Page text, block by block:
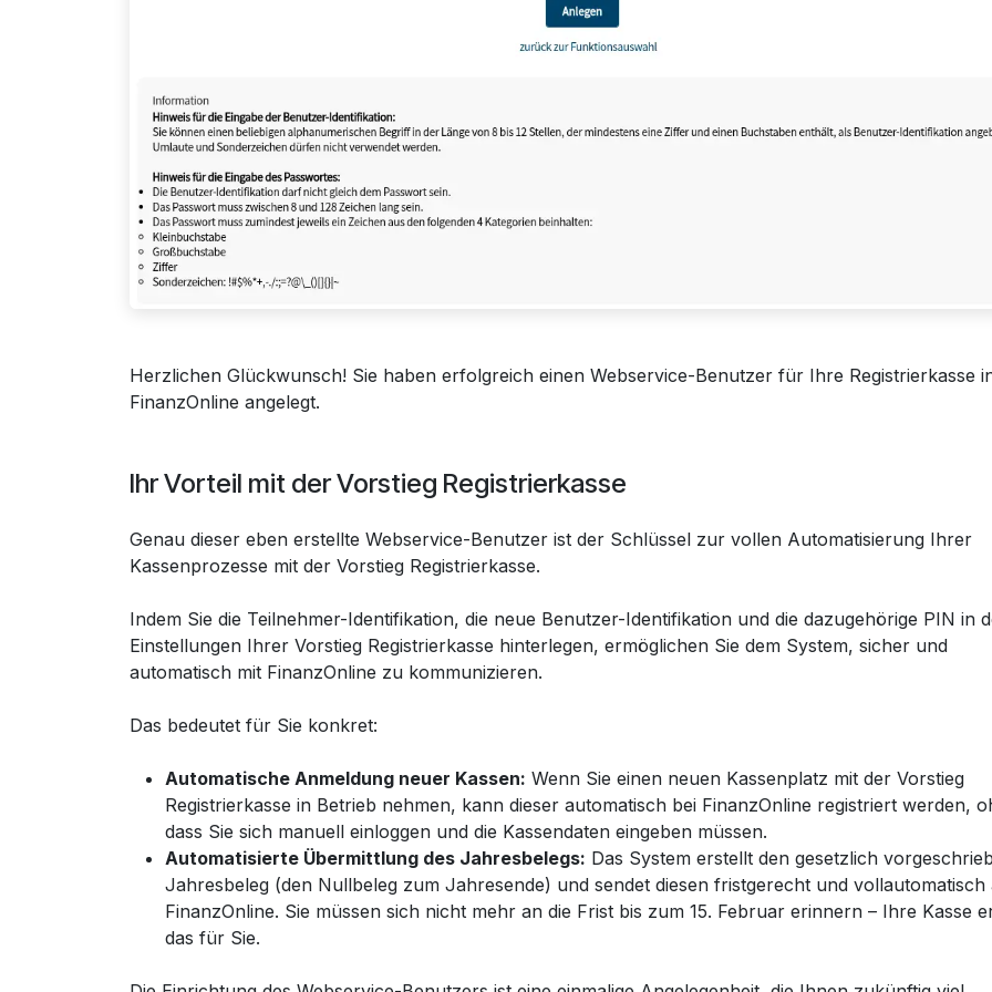
Herzlichen Glückwunsch! Sie haben erfolgreich einen Webservice-Benutzer für Ihre Registrierkasse
FinanzOnline angelegt.
Ihr Vorteil mit der Vorstieg Registrierkasse
Genau dieser eben erstellte Webservice-Benutzer ist der Schlüssel zur vollen Automatisierung Ihrer
Kassenprozesse mit der Vorstieg Registrierkasse.
Indem Sie die Teilnehmer-Identifikation, die neue Benutzer-Identifikation und die dazugehörige PIN in
Einstellungen Ihrer Vorstieg Registrierkasse hinterlegen, ermöglichen Sie dem System, sicher und
automatisch mit FinanzOnline zu kommunizieren.
Das bedeutet für Sie konkret:
Automatische Anmeldung neuer Kassen: Wenn Sie einen neuen Kassenplatz mit der Vorstieg
Registrierkasse in Betrieb nehmen, kann dieser automatisch bei FinanzOnline registriert werden,
dass Sie sich manuell einloggen und die Kassendaten eingeben müssen.
Automatisierte Übermittlung des Jahresbelegs: Das System erstellt den gesetzlich
Jahresbeleg (den Nullbeleg zum Jahresende) und sendet diesen fristgerecht und vollautomatisch
FinanzOnline. Sie müssen sich nicht mehr an die Frist bis zum 15. Februar erinnern – Ihre Kasse
das für Sie.